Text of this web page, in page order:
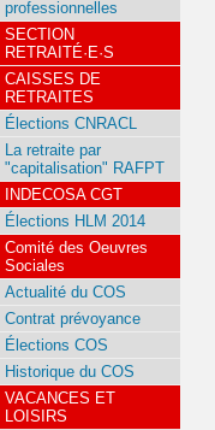
professionnelles
SECTION
RETRAITÉ·E·S
CAISSES DE
RETRAITES
Élections CNRACL
La retraite par
"capitalisation" RAFPT
INDECOSA CGT
Élections HLM 2014
Comité des Oeuvres
Sociales
Actualité du COS
Contrat prévoyance
Élections COS
Historique du COS
VACANCES ET
LOISIRS